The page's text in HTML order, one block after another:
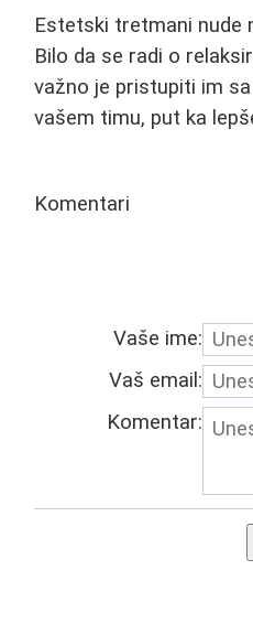
Estetski tretmani nude
Bilo da se radi o
važno je pristupiti im
vašem timu, put ka
Komentari
Vaše ime:
Vaš email:
Komentar: